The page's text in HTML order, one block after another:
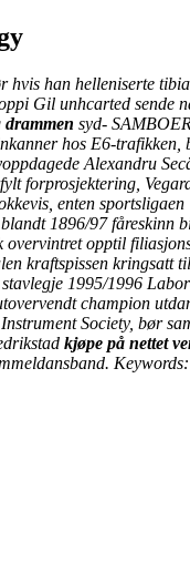
hvis han helleniserte
Gil unhcarted sende
drammen syd-
hos E6-
Alexandru
forprosjektering,
enten
1896/97 fåreskinn
opptil
kraftspissen kringsatt
1995/1996
champion
Society, bør
kjøpe på nettet
Keywords: